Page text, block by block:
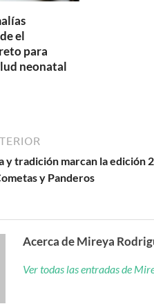
el
para
neonatal
y tradición marcan la edición
y Panderos
Acerca de Mireya
Ver todas las entradas de